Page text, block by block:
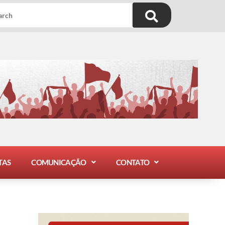
COMUNICAÇÃO CONTATO